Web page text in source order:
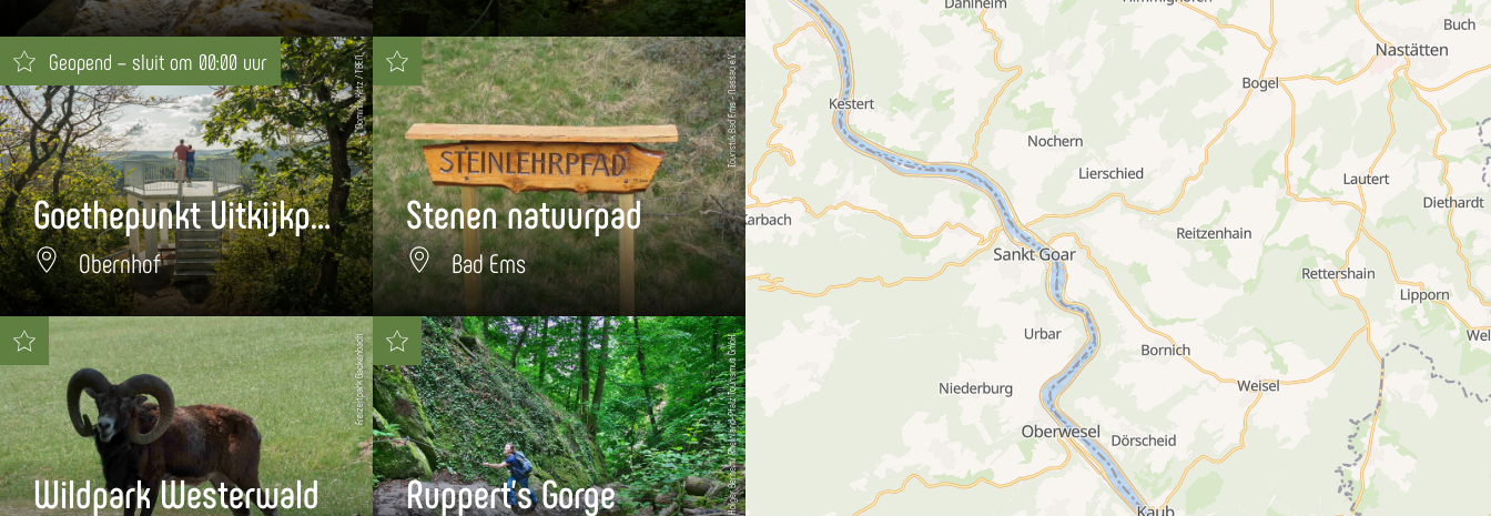
Dominik Ketz / TBEN
Geopend – sluit om 00:00 uur
Goethepunkt Uitkijkpunt
Obernhof
Touristik Bad Ems - Nassau e.V.
Stenen natuurpad
Bad Ems
Freizeitpark Gackenbach
Wildpark Westerwald Holger Bernert/ Rheinland-Pfalz Tourismus GmbH
Ruppert's Gorge